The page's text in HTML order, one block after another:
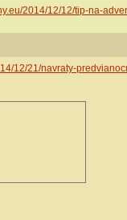
2014/12/12/tip-na-
12/21/navraty-